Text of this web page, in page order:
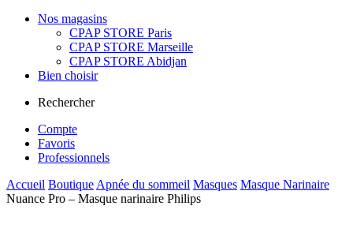
Nos magasins
CPAP STORE Paris
CPAP STORE Marseille
CPAP STORE Abidjan
Bien choisir
Rechercher
Compte
Favoris
Professionnels
Accueil BoutiqueApnée du sommeil Masques Masque Narinaire
Nuance Pro – Masque narinaire Philips